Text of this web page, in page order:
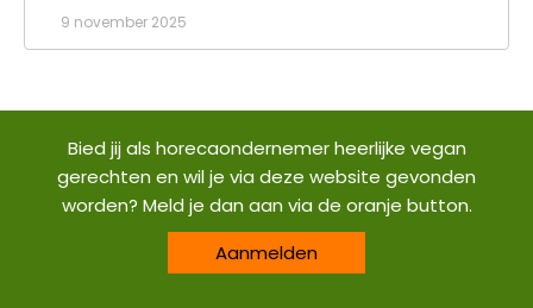
9 november 2025
Bied jij als horecaondernemer heerlijke vegan
gerechten en wil je via deze website gevonden
worden? Meld je dan aan via de oranje button.
Aanmelden